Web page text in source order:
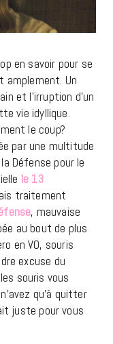
en savoir pour se
amplement. Un
et l’irruption d’un
vie idyllique.
le coup?
par une multitude
Défense pour le
le 13
traitement
, mauvaise
au bout de plus
en VO, souris
excuse du
souris vous
qu’à quitter
juste pour vous